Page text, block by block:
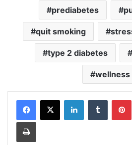
prediabetes
quit smoking
type 2 diabetes
wellness
LinkedInTumblr
Print